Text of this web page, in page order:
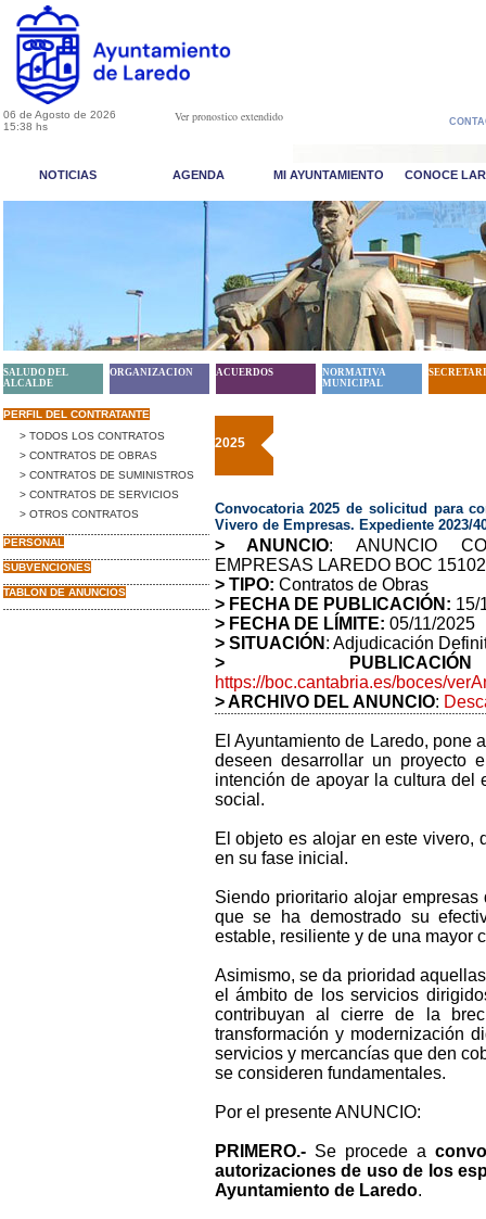
06 de Agosto de 2026
15:38 hs
Ver pronostico extendido
NOTICIAS AGENDA MI AYUNTAMIENTO CONOCE
SALUDO DEL
ALCALDE
ORGANIZACION ACUERDOS
NORMATIVA
MUNICIPAL
PERFIL DEL CONTRATANTE
> TODOS LOS CONTRATOS
> CONTRATOS DE OBRAS
> CONTRATOS DE SUMINISTROS
> CONTRATOS DE SERVICIOS
> OTROS CONTRATOS
PERSONAL
SUBVENCIONES
TABLON DE ANUNCIOS
2025
Convocatoria 2025 de solicitud para
Vivero de Empresas. Expediente 2023/
> ANUNCIO: ANUNCIO
EMPRESAS LAREDO BOC
> TIPO: Contratos de Obras
> FECHA DE PUBLICACIÓN: 15/
> FECHA DE LÍMITE: 05/11/2025
> SITUACIÓN : Adjudicación
>
https://boc.cantabria.es/boces/
> ARCHIVO DEL ANUNCIO:
El Ayuntamiento de Laredo, pone
deseen desarrollar un proyecto
intención de apoyar la cultura del
social.
El objeto es alojar en este vivero,
en su fase inicial.
Siendo prioritario alojar
que se ha demostrado su
estable, resiliente y de una mayor
Asimismo, se da prioridad
el ámbito de los servicios
contribuyan al cierre de la
transformación y modernización
servicios y mercancías que den
se consideren fundamentales.
Por el presente ANUNCIO:
PRIMERO.-Se procede a
autorizaciones de uso de los
Ayuntamiento de Laredo.